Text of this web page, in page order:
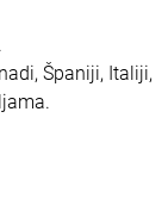
Španiji, Italiji,